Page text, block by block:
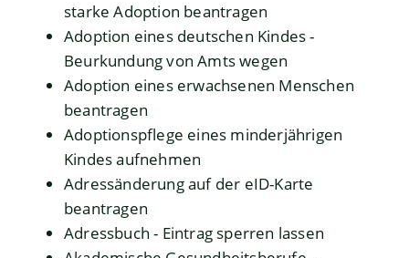
starke Adoption beantragen
Adoption eines deutschen Kindes -
Beurkundung von Amts wegen
Adoption eines erwachsenen Menschen
beantragen
Adoptionspflege eines minderjährigen
Kindes aufnehmen
Adressänderung auf der eID-Karte
beantragen
Adressbuch - Eintrag sperren lassen